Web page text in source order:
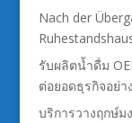
Nach der
รับผลิตน้ำดื่ม
ต่อยอดธุรกิจอย่า
บริการวางฤกษ์ม